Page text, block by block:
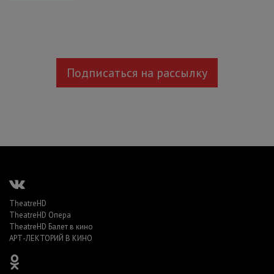
Подписаться на рассылку
TheatreHD
TheatreHD Опера
TheatreHD Балет в кино
АРТ-ЛЕКТОРИЙ В КИНО